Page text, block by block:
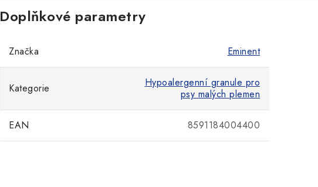
Doplňkové parametry
Značka Eminent
Kategorie
Hypoalergenní granule pro
psy malých plemen
EAN 8591184004400